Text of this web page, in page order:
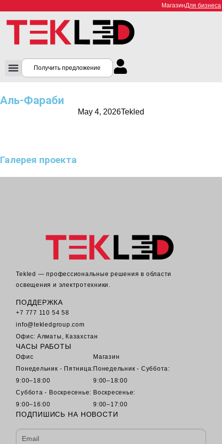
МагазинДля бизнеса
Получить предложение
Аль-Фараби
May 4, 2026Tekled
Галерея проекта
Tekled — профессиональные решения в области
освещения и электротехники.
ПОДДЕРЖКА
+7 777 110 54 58
info@tekledgroup.com
Офис: Алматы, Казахстан
ЧАСЫ РАБОТЫ
Офис
Понедельник - Пятница:
9:00–18:00
Суббота - Воскресенье:
9:00–16:00
Магазин
Понедельник - Суббота:
9:00–18:00
Воскресенье:
9:00–17:00
ПОДПИШИСЬ НА НОВОСТИ